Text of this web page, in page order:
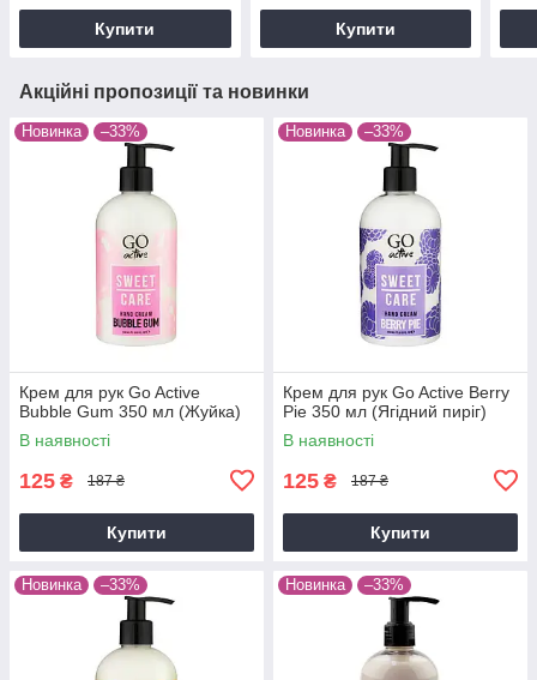
Купити Купити
Акційні пропозиції та новинки
Новинка –33%
Крем для рук Go Active
Bubble Gum 350 мл (Жуйка)
В наявності
125 ₴ 187 ₴
Купити
Новинка –33%
Крем для рук Go Active Berry
Pie 350 мл (Ягідний пиріг)
В наявності
125 ₴ 187 ₴
Купити
Новинка –33% Новинка –33%